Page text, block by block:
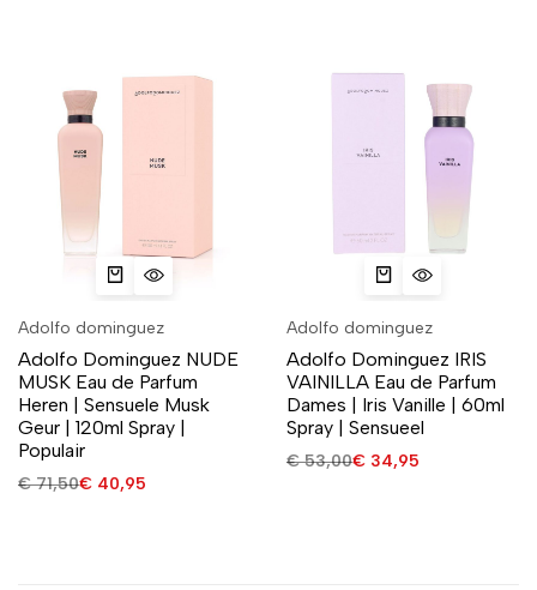
Adolfo dominguez
Adolfo Dominguez NUDE
MUSK Eau de Parfum
Heren | Sensuele Musk
Geur | 120ml Spray |
Populair
€71,50€ 40,95
Adolfo dominguez
Adolfo Dominguez IRIS
VAINILLA Eau de Parfum
Dames | Iris Vanille | 60ml
Spray | Sensueel
€53,00€ 34,95